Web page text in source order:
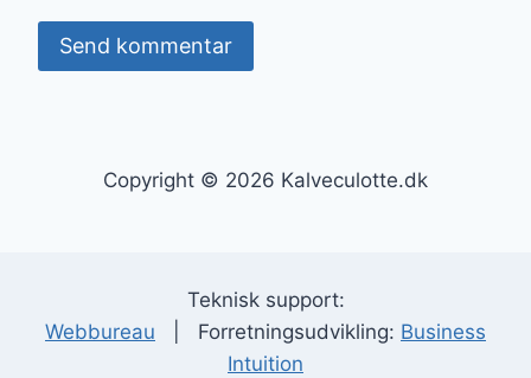
Copyright © 2026 Kalveculotte.dk
Teknisk support:
Webbureau | Forretningsudvikling: Business
Intuition